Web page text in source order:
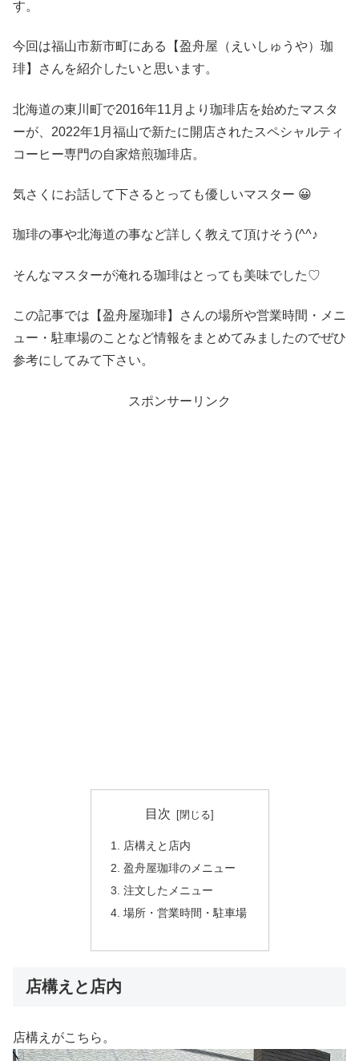
す。
今回は福山市新市町にある【盈舟屋（えいしゅうや）珈
琲】さんを紹介したいと思います。
北海道の東川町で2016年11月より珈琲店を始めたマスタ
ーが、2022年1月福山で新たに開店されたスペシャルティ
コーヒー専門の自家焙煎珈琲店。
気さくにお話して下さるとっても優しいマスター 😀
珈琲の事や北海道の事など詳しく教えて頂けそう(^^♪
そんなマスターが淹れる珈琲はとっても美味でした♡
この記事では【盈舟屋珈琲】さんの場所や営業時間・メニ
ュー・駐車場のことなど情報をまとめてみましたのでぜひ
参考にしてみて下さい。
スポンサーリンク
目次
店構えと店内
盈舟屋珈琲のメニュー
注文したメニュー
場所・営業時間・駐車場
店構えと店内
店構えがこちら。